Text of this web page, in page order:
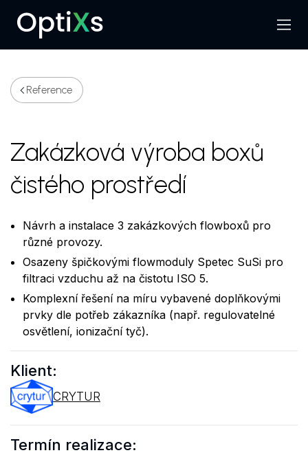
Hledat
Menu
Reference
Zakázková výroba boxů
čistého prostředí
Návrh a instalace 3 zakázkových flowboxů pro
různé provozy.
Osazeny špičkovými flowmoduly Spetec SuSi pro
filtraci vzduchu až na čistotu ISO 5.
Komplexní řešení na míru vybavené doplňkovými
prvky dle potřeb zákazníka (např. regulovatelné
osvětlení, ionizační tyč).
Klient:
CRYTUR
Termín realizace: